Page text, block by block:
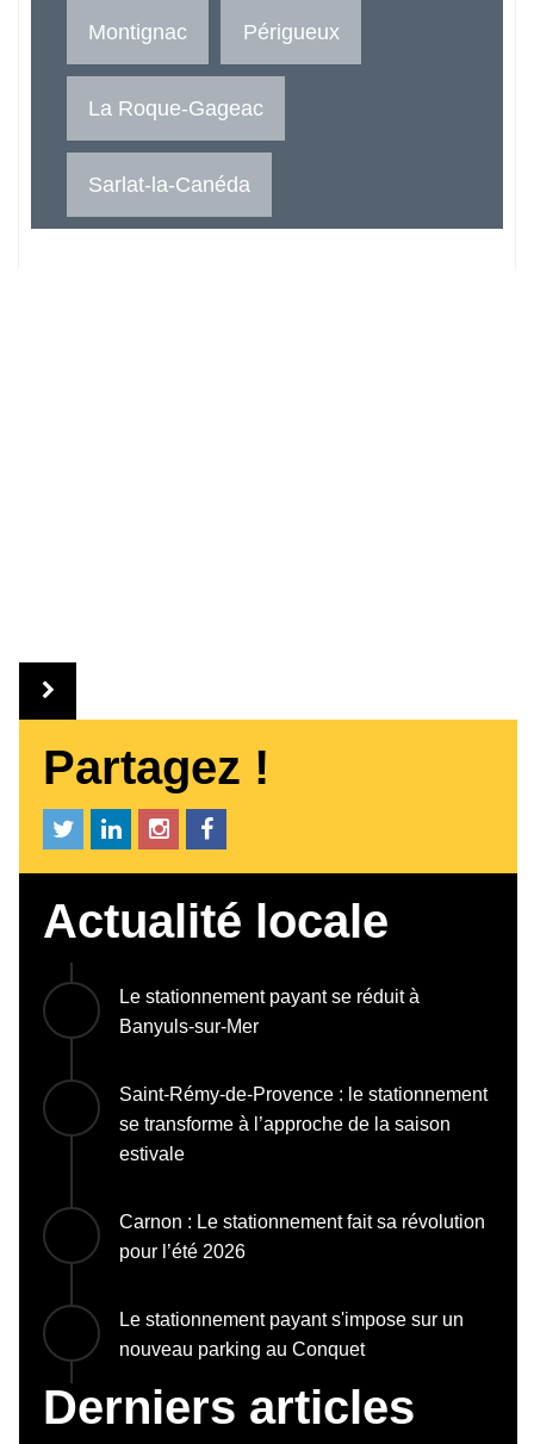
Montignac Périgueux
La Roque-Gageac
Sarlat-la-Canéda
Partagez !
Actualité locale
Le stationnement payant se réduit à
Banyuls-sur-Mer
Saint-Rémy-de-Provence : le stationnement
se transforme à l’approche de la saison
estivale
Carnon : Le stationnement fait sa révolution
pour l’été 2026
Le stationnement payant s'impose sur un
nouveau parking au Conquet
Derniers articles